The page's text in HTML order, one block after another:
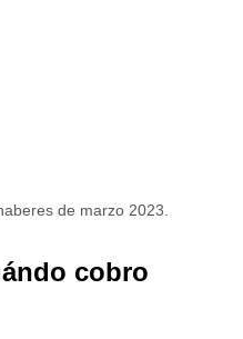
de marzo 2023.
cobro